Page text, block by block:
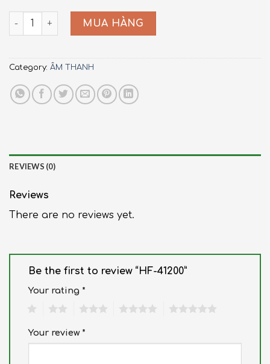
HF-41200 quantity
MUA HÀNG
Category: ÂM THANH
REVIEWS (0)
Reviews
There are no reviews yet.
Be the first to review “HF-41200”
Your rating *
Your review *